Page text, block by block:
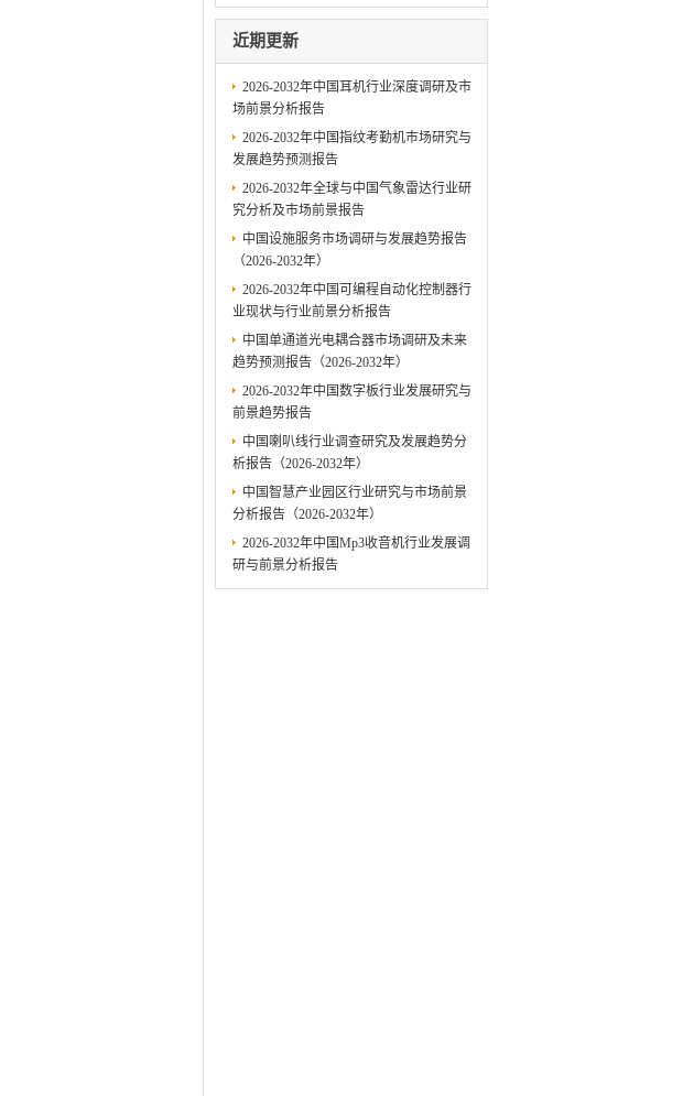
近期更新
2026-2032年中国耳机行业深度调研及市
场前景分析报告
2026-2032年中国指纹考勤机市场研究与
发展趋势预测报告
2026-2032年全球与中国气象雷达行业研
究分析及市场前景报告
中国设施服务市场调研与发展趋势报告
（2026-2032年）
2026-2032年中国可编程自动化控制器行
业现状与行业前景分析报告
中国单通道光电耦合器市场调研及未来
趋势预测报告（2026-2032年）
2026-2032年中国数字板行业发展研究与
前景趋势报告
中国喇叭线行业调查研究及发展趋势分
析报告（2026-2032年）
中国智慧产业园区行业研究与市场前景
分析报告（2026-2032年）
2026-2032年中国Mp3收音机行业发展调
研与前景分析报告